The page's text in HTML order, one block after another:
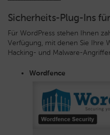
Sicherheits-Plug-Ins
Für WordPress stehen Ihnen
Verfügung, mit denen Sie Ihre
Hacking- und Malware-
Wordfence